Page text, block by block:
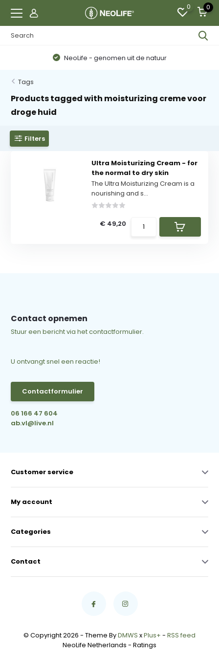
0 0
NeoLife - genomen uit de natuur
Tags
Products tagged with moisturizing creme voor
droge huid
Filters
Ultra Moisturizing Cream - for
the normal to dry skin
The Ultra Moisturizing Cream is a
nourishing and s...
€ 49,20
Contact opnemen
Stuur een bericht via het contactformulier.
U ontvangt snel een reactie!
Contactformulier
06 166 47 604
ab.vl@live.nl
Customer service
My account
Categories
Contact
© Copyright 2026 - Theme ByDMWS xPlus+ - RSS feed
NeoLife Netherlands - Ratings